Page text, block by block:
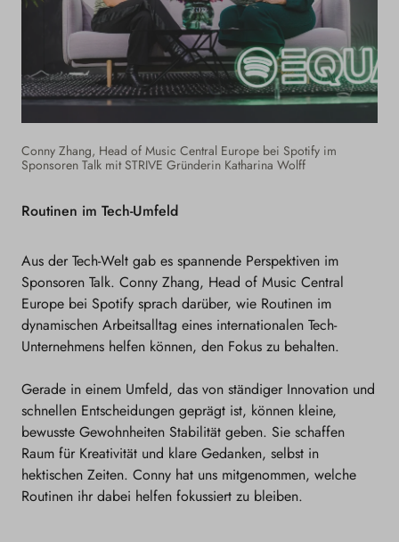
Conny Zhang, Head of Music Central Europe bei Spotify im
Sponsoren Talk mit STRIVE Gründerin Katharina Wolff
Routinen im Tech-Umfeld
Aus der Tech-Welt gab es spannende Perspektiven im
Sponsoren Talk. Conny Zhang, Head of Music Central
Europe bei Spotify sprach darüber, wie Routinen im
dynamischen Arbeitsalltag eines internationalen Tech-
Unternehmens helfen können, den Fokus zu behalten.
Gerade in einem Umfeld, das von ständiger Innovation und
schnellen Entscheidungen geprägt ist, können kleine,
bewusste Gewohnheiten Stabilität geben. Sie schaffen
Raum für Kreativität und klare Gedanken, selbst in
hektischen Zeiten. Conny hat uns mitgenommen, welche
Routinen ihr dabei helfen fokussiert zu bleiben.